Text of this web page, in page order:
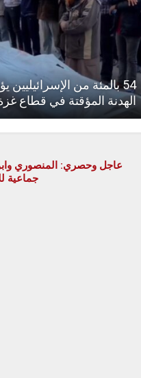
54 بالمئة من
الهدنة المؤقتة في قطاع
عاجل وحصري: المنصوري وابو
جماعية